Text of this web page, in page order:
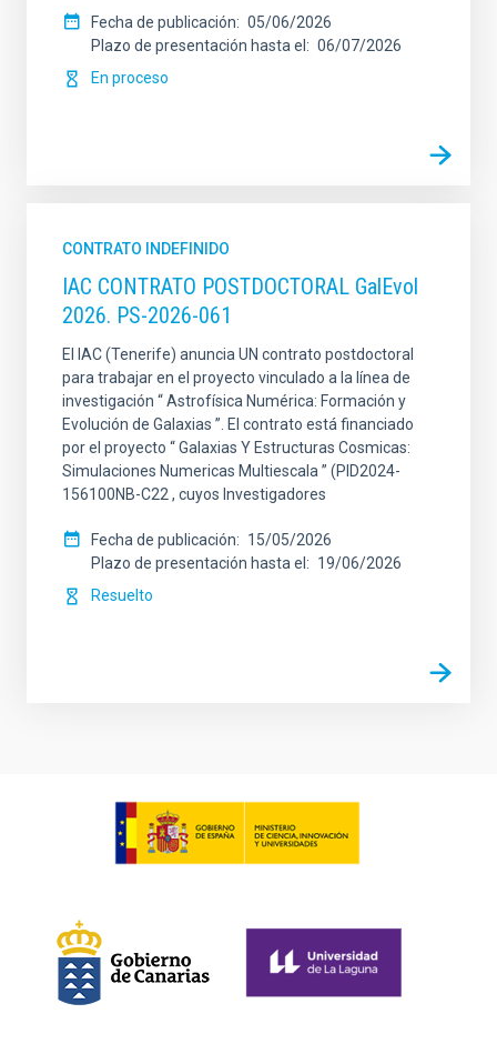
Fecha de publicación
05/06/2026
Plazo de presentación hasta el
06/07/2026
En proceso
CONTRATO INDEFINIDO
IAC CONTRATO POSTDOCTORAL GalEvol
2026. PS-2026-061
El IAC (Tenerife) anuncia UN contrato postdoctoral
para trabajar en el proyecto vinculado a la línea de
investigación “ Astrofísica Numérica: Formación y
Evolución de Galaxias ”. El contrato está financiado
por el proyecto “ Galaxias Y Estructuras Cosmicas:
Simulaciones Numericas Multiescala ” (PID2024-
156100NB-C22 , cuyos Investigadores
Fecha de publicación
15/05/2026
Plazo de presentación hasta el
19/06/2026
Resuelto